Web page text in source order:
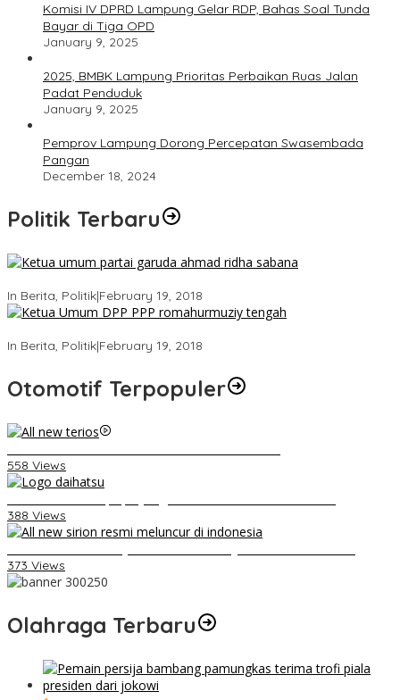
Komisi IV DPRD Lampung Gelar RDP, Bahas Soal Tunda
Bayar di Tiga OPD
January 9, 2025
2025, BMBK Lampung Prioritas Perbaikan Ruas Jalan
Padat Penduduk
January 9, 2025
Pemprov Lampung Dorong Percepatan Swasembada
Pangan
December 18, 2024
Politik Terbaru
In Berita, Politik|February 19, 2018
In Berita, Politik|February 19, 2018
Otomotif Terpopuler
558 Views
388 Views
373 Views
Olahraga Terbaru